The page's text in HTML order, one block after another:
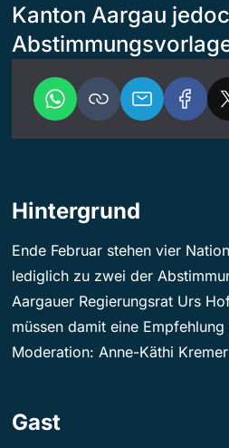
Kanton Aargau
Hintergrund
Ende Februar stehen vier
lediglich zu zwei der
Aargauer Regierungsrat Urs
müssen damit eine
Moderation: Anne-Käthi Kremer
Gast